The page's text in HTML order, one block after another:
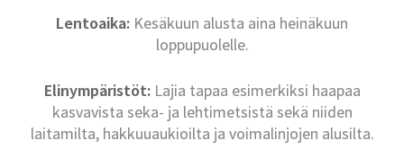
Lentoaika: Kesäkuun alusta aina heinäkuun
loppupuolelle.
Elinympäristöt:Lajia tapaa esimerkiksi haapaa
kasvavista seka- ja lehtimetsistä sekä niiden
laitamilta, hakkuuaukioilta ja voimalinjojen alusilta.